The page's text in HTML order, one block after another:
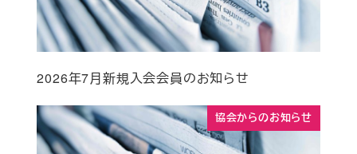
2026年7月新規入会会員のお知らせ
協会からのお知らせ